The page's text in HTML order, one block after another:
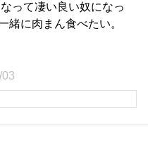
って凄い良い奴になっ
緒に肉まん食べたい。